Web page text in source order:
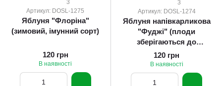
3
Артикул: DOSL-1275
Яблуня "Флоріна"
(зимовий, імунний сорт)
120 грн
В наявності
3
Артикул: DOSL-1274
Яблуня напівкарликова
"Фуджі" (плоди
зберігаються до
наступного врожаю)
120 грн
В наявності